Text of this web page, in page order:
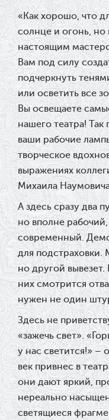
« Как хорошо, что
солнце и огонь, но
настоящим
Вам под силу
подчеркнуть
или осветить все
Вы освещаете
нашего театра! Так
ваши рабочие
творческое
выражениях
Михаила
А здесь сразу два
но вполне
современный.
для подстраховки.
но другой
них смотрится
нужен не один
Здесь не
«зажечь свет».
у нас светится!» –
век привнес в
они дают яркий,
нереально
светящиеся